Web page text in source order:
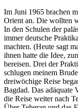
Im Juni 1965 brachen
Orient an. Die wollten
In den Schulen der
immer deutsche
machten. (Heute sagt
ihnen hatte die Idee,
bereisen. Drei der
schlugen meinem
dreiwöchige Reise
Bagdad. Das adäquate
die Reise weiter nach